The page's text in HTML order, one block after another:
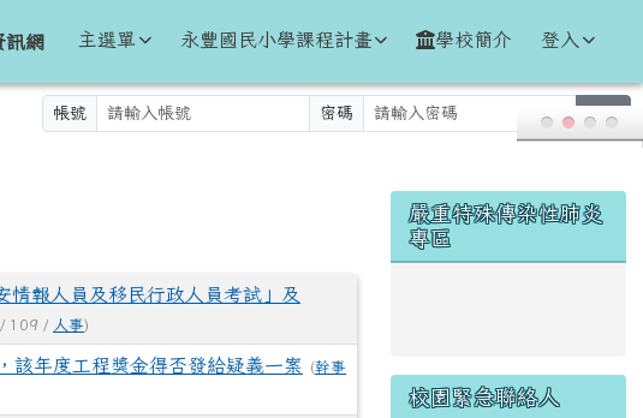
訊網 主選單 永豐國民小學課程計畫 學校簡介 登入
帳號 密碼 登入
報人員及移民行政人員考試」及
/ 109 / 人事)
該年度工程獎金得否發給疑義一案 (幹事
右邊區域內容
嚴重特殊傳染性肺炎
專區
校園緊急聯絡人